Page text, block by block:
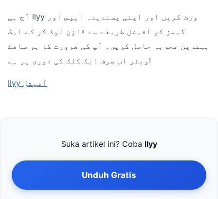
آج ہی llyy وزٹ کریں اور اپنی پسندیدہ ایپس اور
گیمز کو آفیشل طریقے سے ڈاؤن لوڈ کر کے ایک
بہترین تجربہ حاصل کریں۔ آپ کی ضرورت کا ہر سافٹ
ویئر اب صرف ایک کلک کی دوری پر ہے!
llyy آفیشل
Suka artikel ini? Coba llyy
Unduh Gratis